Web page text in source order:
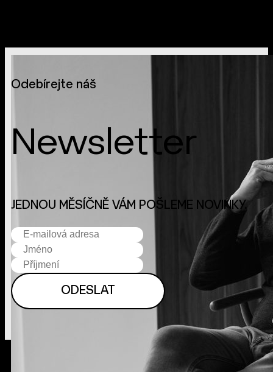
Odebírejte náš
Newsletter
JEDNOU MĚSÍČNĚ VÁM POŠLEME NOVINKY.